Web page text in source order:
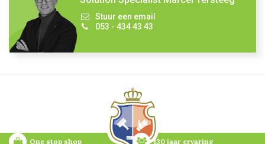
Stuur een email
053 - 434 43 43
One stop shop 130 jaar ervaring